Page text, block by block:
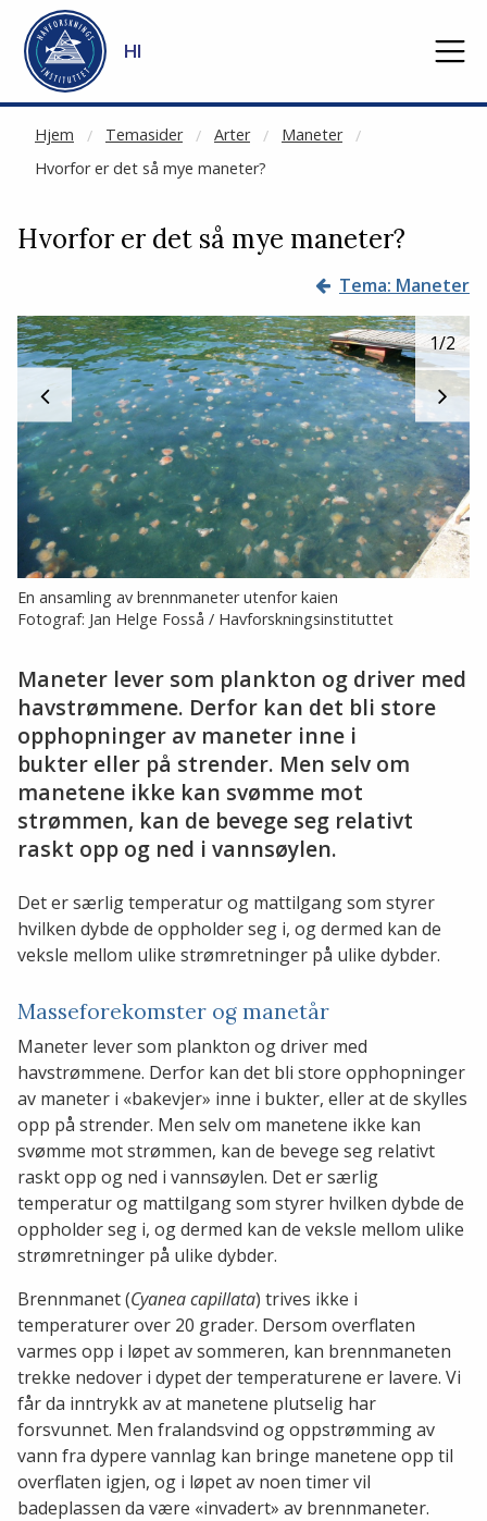
Gå til hovedinnhold
HI
Hjem Temasider Arter
Maneter
Hvorfor er det så mye maneter?
NOT CACHED
Hvorfor er det så mye maneter?
Tema: Maneter
En ansamling av brennmaneter utenfor kaien
Fotograf: Jan Helge Fosså / Havforskningsinstituttet
1/2
Maneter lever som plankton og driver med
havstrømmene. Derfor kan det bli store
opphopninger av maneter inne i
bukter eller på strender. Men selv om
manetene ikke kan svømme mot
strømmen, kan de bevege seg relativt
raskt opp og ned i vannsøylen.
Det er særlig temperatur og mattilgang som styrer
hvilken dybde de oppholder seg i, og dermed kan de
veksle mellom ulike strømretninger på ulike dybder.
Masseforekomster og manetår
Maneter lever som plankton og driver med
havstrømmene. Derfor kan det bli store opphopninger
av maneter i «bakevjer» inne i bukter, eller at de skylles
opp på strender. Men selv om manetene ikke kan
svømme mot strømmen, kan de bevege seg relativt
raskt opp og ned i vannsøylen. Det er særlig
temperatur og mattilgang som styrer hvilken dybde de
oppholder seg i, og dermed kan de veksle mellom ulike
strømretninger på ulike dybder.
Brennmanet (Cyanea capillata) trives ikke i
temperaturer over 20 grader. Dersom overflaten
varmes opp i løpet av sommeren, kan brennmaneten
trekke nedover i dypet der temperaturene er lavere. Vi
får da inntrykk av at manetene plutselig har
forsvunnet. Men fralandsvind og oppstrømming av
vann fra dypere vannlag kan bringe manetene opp til
overflaten igjen, og i løpet av noen timer vil
badeplassen da være «invadert» av brennmaneter.